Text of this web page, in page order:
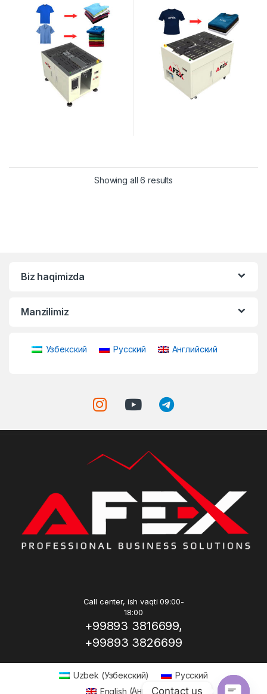
другой одежды с
управлением ПЛК.
Showing all 6 results
Biz haqimizda
Manzilimiz
Узбекский Русский Английский
Call center, ish vaqti 09:00-
18:00
+99893 3816699,
+99893 3826699
Uzbek (Узбекский)
Русский
English (Английский)
Contact us